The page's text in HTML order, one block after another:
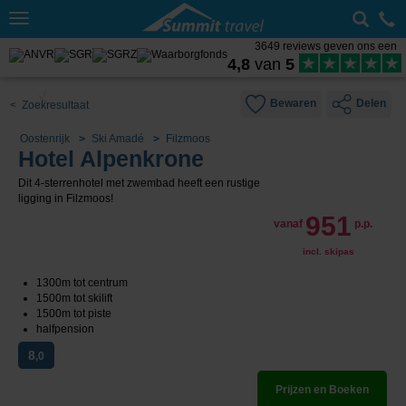
Toggle
3649 reviews geven ons een
4,8 van 5
< Zoekresultaat Bewaren Delen
Oostenrijk Ski Amadé Filzmoos
Hotel Alpenkrone
Dit 4-sterrenhotel met zwembad heeft een rustige
ligging in Filzmoos!
vanaf 951 p.p.
incl. skipas
1300m tot centrum
1500m tot skilift
1500m tot piste
halfpension
8,0
Prijzen en Boeken